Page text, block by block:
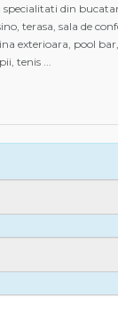
din
terasa, sala de
exterioara, pool
tenis